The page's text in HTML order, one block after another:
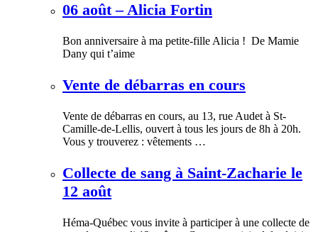
06 août – Alicia Fortin
Bon anniversaire à ma petite-fille Alicia ! De Mamie
Dany qui t’aime
Vente de débarras en cours
Vente de débarras en cours, au 13, rue Audet à St-
Camille-de-Lellis, ouvert à tous les jours de 8h à 20h.
Vous y trouverez : vêtements …
Collecte de sang à Saint-Zacharie le
12 août
Héma-Québec vous invite à participer à une collecte de